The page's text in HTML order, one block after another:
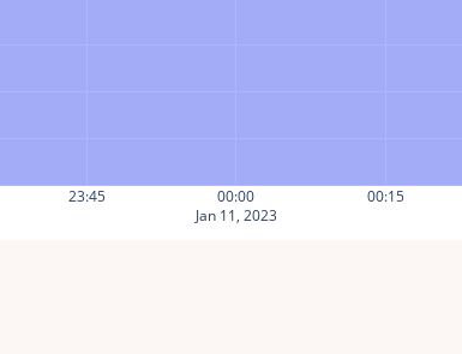
23:45 00:00
Jan 11, 2023
00:15